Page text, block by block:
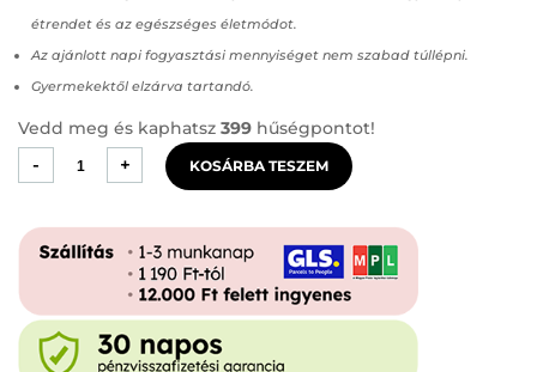
étrendet és az egészséges életmódot.
Az ajánlott napi fogyasztási mennyiséget nem szabad túllépni.
Gyermekektől elzárva tartandó.
Vedd meg és kaphatsz 399 hűségpontot!
-
Exilis
SUN+SOLAR
mennyiség
+ KOSÁRBA TESZEM